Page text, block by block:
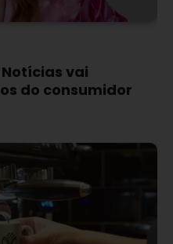
vai
do consumidor